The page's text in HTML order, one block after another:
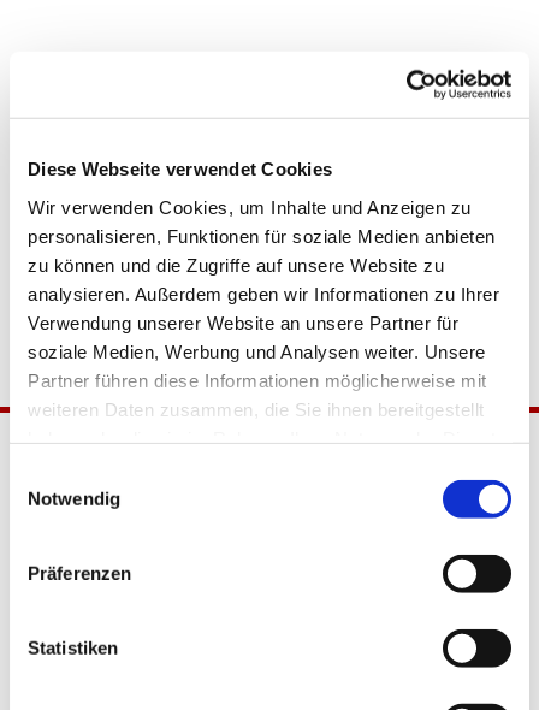
Diese Webseite verwendet Cookies
Wir verwenden Cookies, um Inhalte und Anzeigen zu
personalisieren, Funktionen für soziale Medien anbieten
zu können und die Zugriffe auf unsere Website zu
analysieren. Außerdem geben wir Informationen zu Ihrer
Verwendung unserer Website an unsere Partner für
soziale Medien, Werbung und Analysen weiter. Unsere
Partner führen diese Informationen möglicherweise mit
weiteren Daten zusammen, die Sie ihnen bereitgestellt
Notwendig
Präferenzen
Statistiken
Pfarrei Hl. Johannes XXIII.